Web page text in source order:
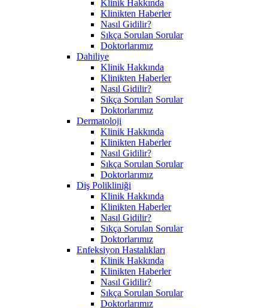
Klinik Hakkında
Klinikten Haberler
Nasıl Gidilir?
Sıkça Sorulan Sorular
Doktorlarımız
Dahiliye
Klinik Hakkında
Klinikten Haberler
Nasıl Gidilir?
Sıkça Sorulan Sorular
Doktorlarımız
Dermatoloji
Klinik Hakkında
Klinikten Haberler
Nasıl Gidilir?
Sıkça Sorulan Sorular
Doktorlarımız
Diş Polikliniği
Klinik Hakkında
Klinikten Haberler
Nasıl Gidilir?
Sıkça Sorulan Sorular
Doktorlarımız
Enfeksiyon Hastalıkları
Klinik Hakkında
Klinikten Haberler
Nasıl Gidilir?
Sıkça Sorulan Sorular
Doktorlarımız